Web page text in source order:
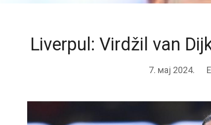
Liverpul: Virdžil van
7. мај 2024.